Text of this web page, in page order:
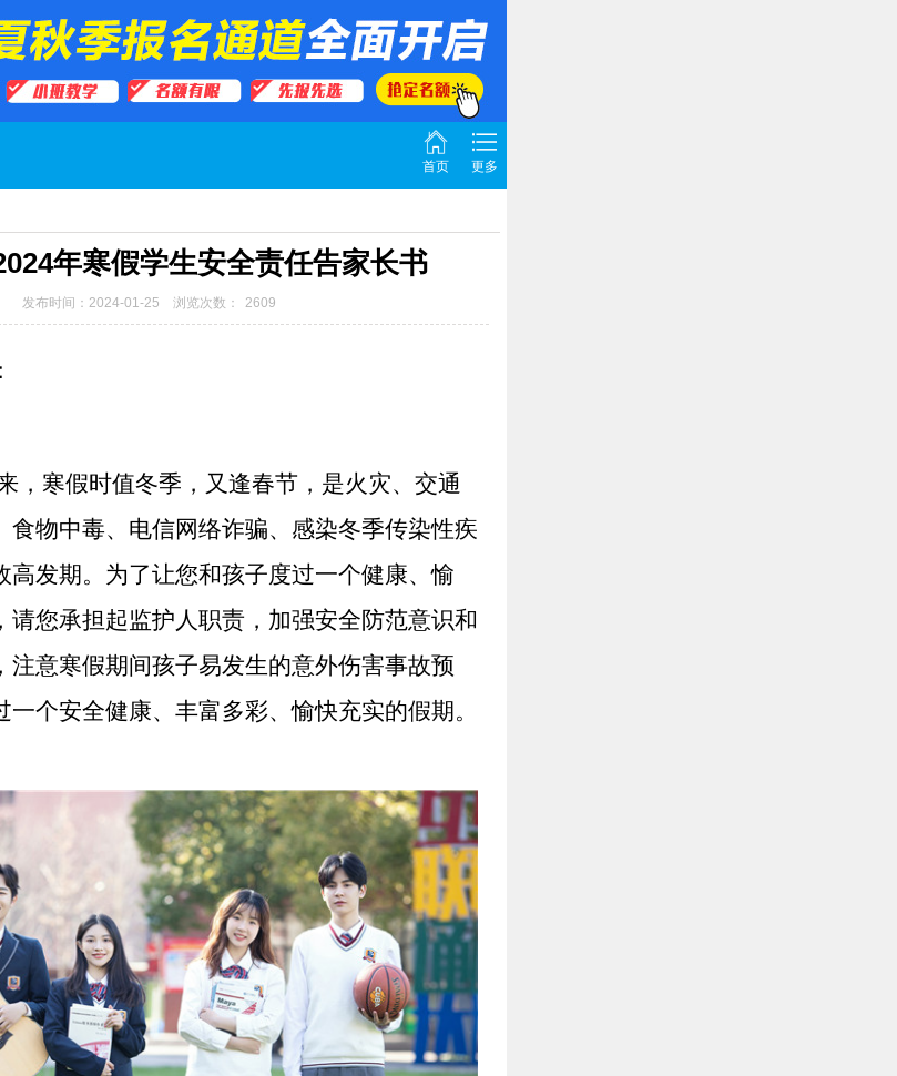
首页 更多
年寒假学生安全责任告家长书
发布时间：2024-01-25 浏览次数： 2609
，寒假时值冬季，又逢春节，是火灾、交通
食物中毒、电信网络诈骗、感染冬季传染性疾
高发期。为了让您和孩子度过一个健康、愉
请您承担起监护人职责，加强安全防范意识和
注意寒假期间孩子易发生的意外伤害事故预
一个安全健康、丰富多彩、愉快充实的假期。